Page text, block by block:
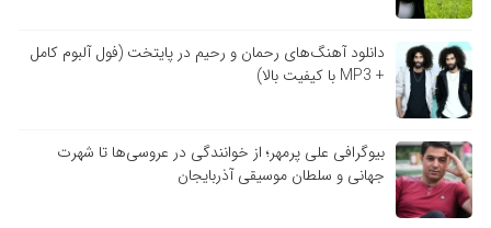
دانلود آهنگ‌های رحمان و رحیم در پایتخت (فول آلبوم کامل
+ MP3 با کیفیت بالا)
بیوگرافی علی پرمهر؛ از خوانندگی در عروسی‌ها تا شهرت
جهانی و سلطان موسیقی آذربایجان